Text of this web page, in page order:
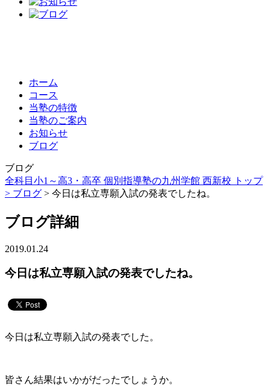
ホーム
コース
当塾の特徴
当塾のご案内
お知らせ
ブログ
ブログ
全科目小1～高3・高卒 個別指導塾の九州学館 西新校 トップ
> ブログ > 今日は私立専願入試の発表でしたね。
ブログ詳細
2019.01.24
今日は私立専願入試の発表でしたね。
今日は私立専願入試の発表でした。
皆さん結果はいかがだったでしょうか。